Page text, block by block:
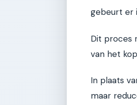
gebeurt er
Dit proces
van het
In plaats
maar